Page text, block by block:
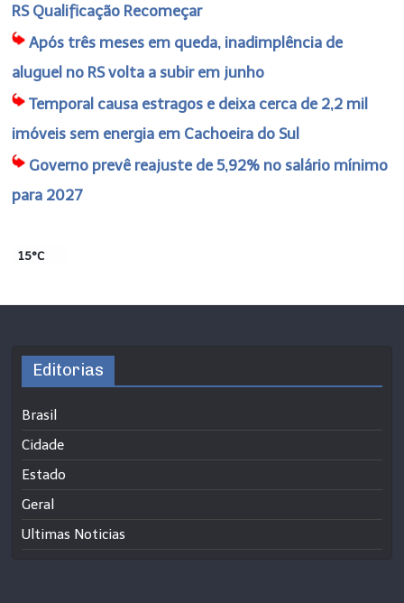
RS Qualificação Recomeçar
Após três meses em queda, inadimplência de
aluguel no RS volta a subir em junho
Temporal causa estragos e deixa cerca de 2,2 mil
imóveis sem energia em Cachoeira do Sul
Governo prevê reajuste de 5,92% no salário mínimo
para 2027
15°C
Editorias
Brasil
Cidade
Estado
Geral
Ultimas Noticias